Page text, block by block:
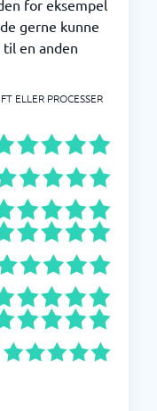
for eksempel
gerne kunne
en anden
ELLER PROCESSER